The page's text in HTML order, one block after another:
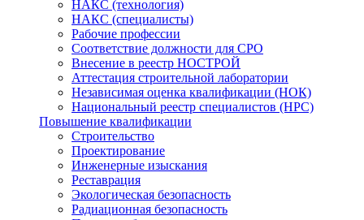
НАКС (технология)
НАКС (специалисты)
Рабочие профессии
Соответствие должности для СРО
Внесение в реестр НОСТРОЙ
Аттестация строительной лаборатории
Независимая оценка квалификации (НОК)
Национальный реестр специалистов (НРС)
Повышение квалификации
Строительство
Проектирование
Инженерные изыскания
Реставрация
Экологическая безопасность
Радиационная безопасность